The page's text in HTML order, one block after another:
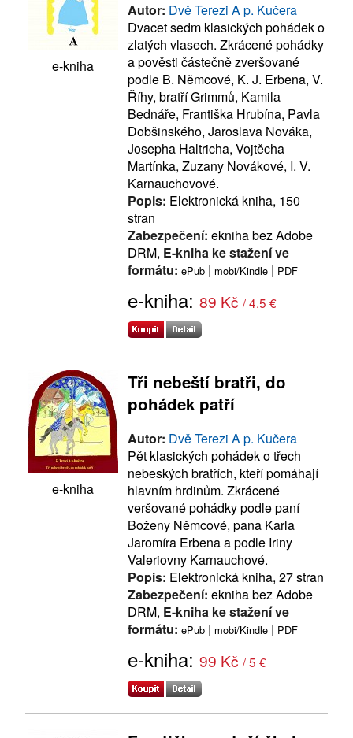
e-kniha
Autor: Dvě Terezi A p. Kučera
Dvacet sedm klasických pohádek o
zlatých vlasech. Zkrácené pohádky
a pověsti částečně zveršované
podle B. Němcové, K. J. Erbena, V.
Říhy, bratří Grimmů, Kamila
Bednáře, Františka Hrubína, Pavla
Dobšinského, Jaroslava Nováka,
Josepha Haltricha, Vojtěcha
Martínka, Zuzany Novákové, I. V.
Karnauchovové.
Popis: Elektronická kniha, 150
stran
Zabezpečení: ekniha bez Adobe
DRM, E-kniha ke stažení ve
formátu: ePub | mobi/Kindle | PDF
e-kniha: 89 Kč / 4.5 €
e-kniha
Tři nebeští bratři, do
pohádek patří
Autor: Dvě Terezi A p. Kučera
Pět klasických pohádek o třech
nebeských bratřích, kteří pomáhají
hlavním hrdinům. Zkrácené
veršované pohádky podle paní
Boženy Němcové, pana Karla
Jaromíra Erbena a podle Iriny
Valeriovny Karnauchové.
Popis: Elektronická kniha, 27 stran
Zabezpečení: ekniha bez Adobe
DRM, E-kniha ke stažení ve
formátu: ePub | mobi/Kindle | PDF
e-kniha: 99 Kč / 5 €